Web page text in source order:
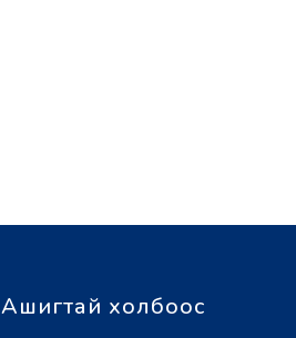
Ашигтай холбоос